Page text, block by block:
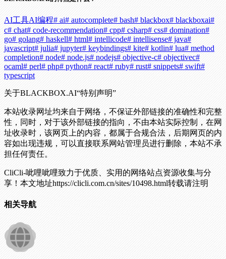
AI工具AI编程# ai# autocomplete# bash# blackbox# blackboxai#
c# chat# code-recommendation# cpp# csharp# css# domination#
go# golang# haskell# html# intellicode# intellisense# java#
javascript# julia# jupyter# keybindings# kite# kotlin# lua# method
completion# node# node.js# nodejs# objective-c# objectivec#
ocaml# perl# php# python# react# ruby# rust# snippets# swift#
typescript
关于BLACKBOX.AI“特别声明”
本站收录网址均来自于网络，不保证外部链接的准确性和完整
性，同时，对于该外部链接的指向，不由本站实际控制，在网
址收录时，该网页上的内容，都属于合规合法，后期网页的内
容如出现违规，可以直接联系网站管理员进行删除，本站不承
担任何责任。
CliCli-呲哩呲哩致力于优质、实用的网络站点资源收集与分
享！ 本文地址https://clicli.com.cn/sites/10498.html转载请注明
相关导航